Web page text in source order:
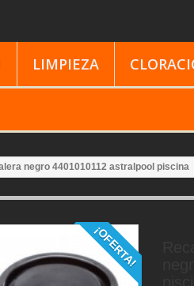
LIMPIEZA
negro 4401010112 astralpool piscina
¡OFERTA!